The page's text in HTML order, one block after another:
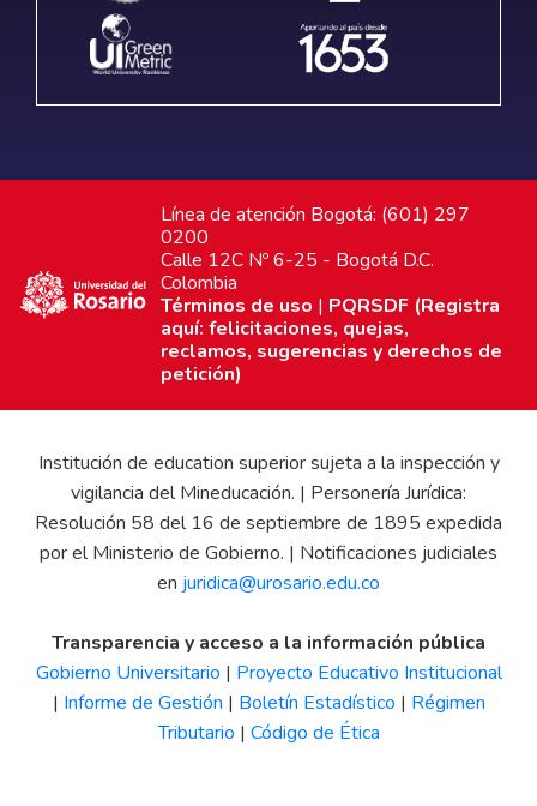
Línea de atención Bogotá: (601) 297
0200
Calle 12C Nº 6-25 - Bogotá D.C.
Colombia
Términos de uso | PQRSDF (Registra
aquí: felicitaciones, quejas,
reclamos, sugerencias y derechos de
petición)
Institución de education superior sujeta a la inspección y
vigilancia del Mineducación. | Personería Jurídica:
Resolución 58 del 16 de septiembre de 1895 expedida
por el Ministerio de Gobierno. | Notificaciones judiciales
en juridica@urosario.edu.co
Transparencia y acceso a la información pública
Gobierno Universitario | Proyecto Educativo Institucional
| Informe de Gestión | Boletín Estadístico | Régimen
Tributario | Código de Ética